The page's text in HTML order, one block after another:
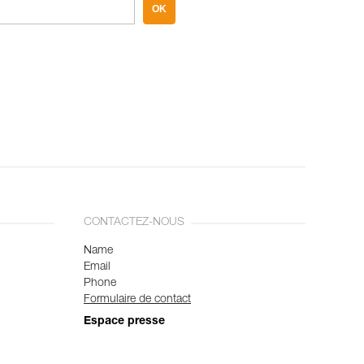
OK
CONTACTEZ-NOUS
Name
Email
Phone
Formulaire de contact
Espace presse